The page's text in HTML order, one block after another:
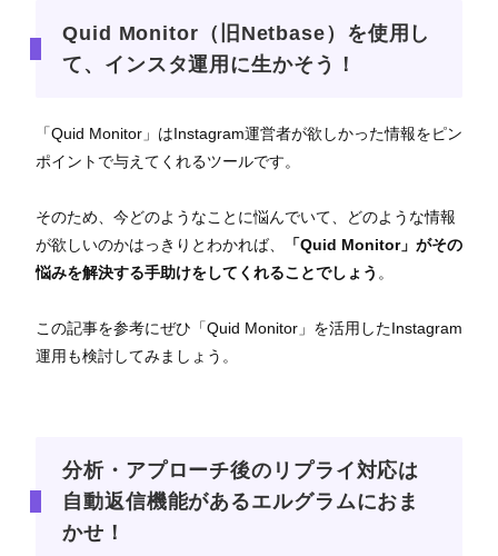
Quid Monitor（旧Netbase）を使用し
て、インスタ運用に生かそう！
「Quid Monitor」はInstagram運営者が欲しかった情報をピン
ポイントで与えてくれるツールです。
そのため、今どのようなことに悩んでいて、どのような情報
が欲しいのかはっきりとわかれば、
「Quid Monitor」がその
悩みを解決する手助けをしてくれることでしょう 。
この記事を参考にぜひ「Quid Monitor」を活用したInstagram
運用も検討してみましょう。
分析・アプローチ後のリプライ対応は
自動返信機能があるエルグラムにおま
かせ！